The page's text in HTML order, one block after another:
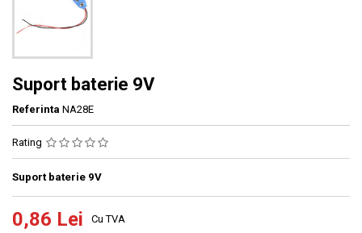
Suport baterie 9V
Referinta NA28E
Rating
Suport baterie 9V
0,86 Lei Cu TVA